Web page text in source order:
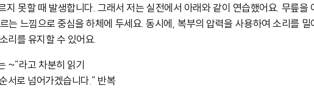
지 못할 때 발생합니다. 그래서 저는 실전에서 아래와 같이 연습했어요. 무릎을
는 느낌으로 중심을 하체에 두세요. 동시에, 복부의 압력을 사용하여 소리를 밀
리를 유지할 수 있어요.
~”라고 차분히 읽기
서로 넘어가겠습니다.” 반복